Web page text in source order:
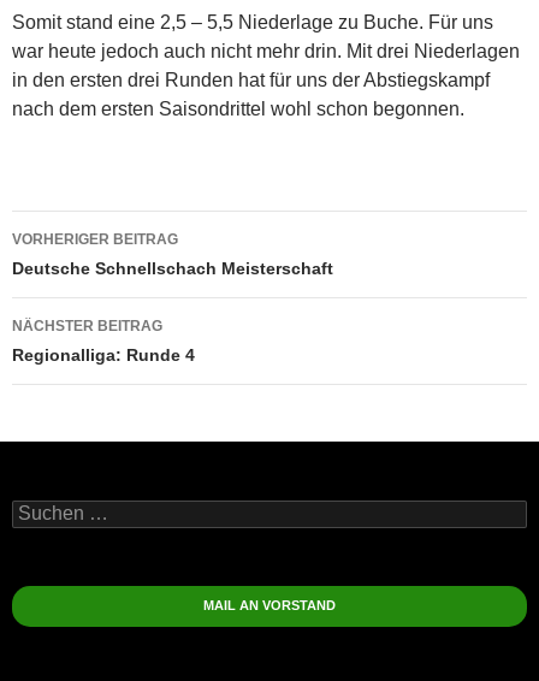
Somit stand eine 2,5 – 5,5 Niederlage zu Buche. Für uns
war heute jedoch auch nicht mehr drin. Mit drei Niederlagen
in den ersten drei Runden hat für uns der Abstiegskampf
nach dem ersten Saisondrittel wohl schon begonnen.
Beitragsnavigation
VORHERIGER BEITRAG
Deutsche Schnellschach Meisterschaft
NÄCHSTER BEITRAG
Regionalliga: Runde 4
Suchen
nach:
MAIL AN VORSTAND